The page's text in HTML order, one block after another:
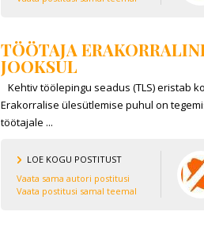
TÖÖTAJA
JOOKSUL
Kehtiv töölepingu seadus (TLS) eristab
Erakorralise ülesütlemise puhul on
töötajale ...
LOE KOGU POSTITUST
Vaata sama autori postitusi
Vaata postitusi samal teemal